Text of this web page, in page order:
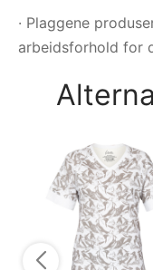
· Plaggene
arbeidsforhold for